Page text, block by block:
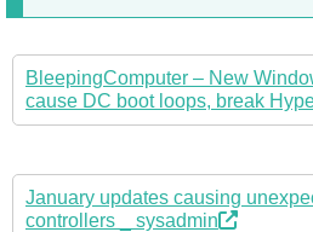
BleepingComputer – New
cause DC boot loops, break
January updates causing
controllers _ sysadmin